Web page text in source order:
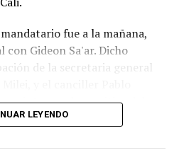
fue a la mañana,
Gideon Sa'ar. Dicho
de la secretaria general
integran la comitiva del
que tuvo una
LEYENDO